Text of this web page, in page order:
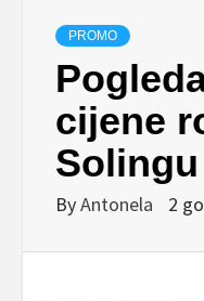
PROMO
cijene
Solingu
ByAntonela 2